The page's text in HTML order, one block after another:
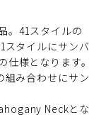
。41スタイルの
スタイルにサンバ
様となります。
組み合わせにサン
Neckとな